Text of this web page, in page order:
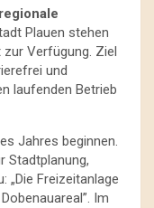
Plauen stehen
Verfügung. Ziel
und
laufenden Betrieb
Jahres beginnen.
Stadtplanung,
„Die Freizeitanlage
Im